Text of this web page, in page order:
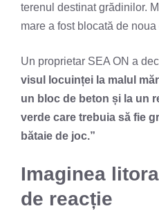
terenul destinat grădinilor.
mare a fost blocată de
Un proprietar SEA ON a
visul locuinței la malul
un bloc de beton și la un
verde care trebuia să fie
bătaie de joc.”
Imaginea
de reacție